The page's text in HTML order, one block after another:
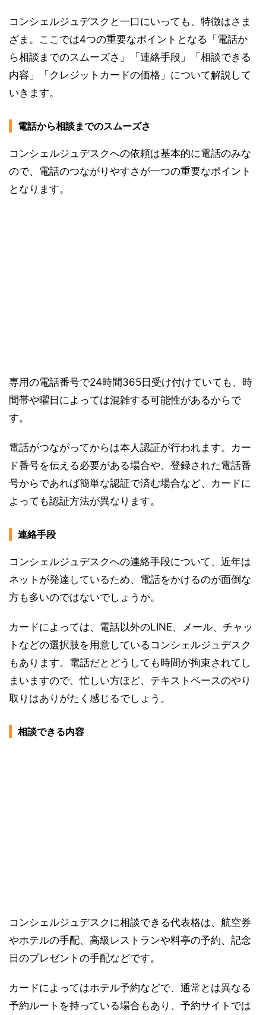
コンシェルジュデスクと一口にいっても、特徴はさま
ざま。ここでは4つの重要なポイントとなる「電話か
ら相談までのスムーズさ」「連絡手段」「相談できる
内容」「クレジットカードの価格」について解説して
いきます。
電話から相談までのスムーズさ
コンシェルジュデスクへの依頼は基本的に電話のみな
ので、電話のつながりやすさが一つの重要なポイント
となります。
専用の電話番号で24時間365日受け付けていても、時
間帯や曜日によっては混雑する可能性があるからで
す。
電話がつながってからは本人認証が行われます。カー
ド番号を伝える必要がある場合や、登録された電話番
号からであれば簡単な認証で済む場合など、カードに
よっても認証方法が異なります。
連絡手段
コンシェルジュデスクへの連絡手段について、近年は
ネットが発達しているため、電話をかけるのが面倒な
方も多いのではないでしょうか。
カードによっては、電話以外のLINE、メール、チャッ
トなどの選択肢を用意しているコンシェルジュデスク
もあります。電話だとどうしても時間が拘束されてし
まいますので、忙しい方ほど、テキストベースのやり
取りはありがたく感じるでしょう。
相談できる内容
コンシェルジュデスクに相談できる代表格は、航空券
やホテルの手配、高級レストランや料亭の予約、記念
日のプレゼントの手配などです。
カードによってはホテル予約などで、通常とは異なる
予約ルートを持っている場合もあり、予約サイトでは